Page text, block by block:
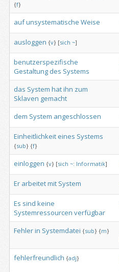
{f}
aufunsystematische Weise
ausloggen {v} [sich ~]
benutzerspezifische
Gestaltung des Systems
das System hatihn zum
Sklaven gemacht
dem System angeschlossen
Einheitlichkeit eines Systems
{sub} {f}
einloggen {v} [sich ~: Informatik]
Er arbeitetmit System
Es sind keine
Systemressourcen verfügbar
Fehlerin Systemdatei {sub} {m}
fehlerfreundlich {adj}